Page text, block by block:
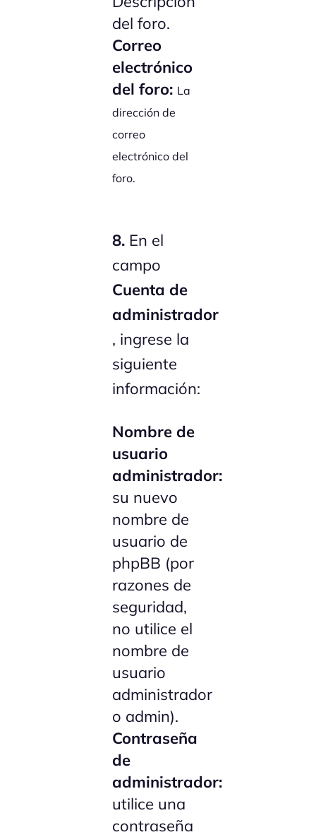
del foro.
Correo
electrónico
del foro: La
dirección de
correo
electrónico del
foro.
8. En el
campo
Cuenta de
administrador
, ingrese la
siguiente
información:
Nombre de
usuario
administrador:
su nuevo
nombre de
usuario de
phpBB (por
razones de
seguridad,
no utilice el
nombre de
usuario
administrador
o admin).
Contraseña
de
administrador:
utilice una
contraseña